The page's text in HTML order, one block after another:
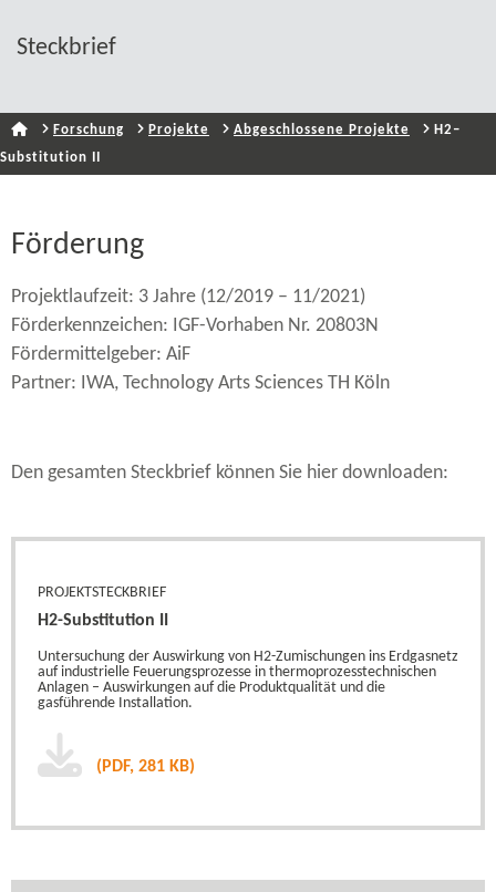
Steckbrief
Forschung Projekte Abgeschlossene Projekte
H2–
Substitution II
Förderung
Projektlaufzeit: 3 Jahre (12/2019 – 11/2021)
Förderkennzeichen: IGF-​Vorhaben Nr. 20803N
Fördermittelgeber: AiF
Partner: IWA, Technology Arts Sciences TH Köln
Den gesamten Steckbrief können Sie hier downloaden:
PROJEKTSTECKBRIEF
H2-​Substitution II
Untersuchung der Auswirkung von H2-​Zumischungen ins Erdgasnetz
auf industrielle Feuerungsprozesse in thermoprozesstechnischen
Anlagen – Auswirkungen auf die Produktqualität und die
gasführende Installation.
(PDF, 281 KB)